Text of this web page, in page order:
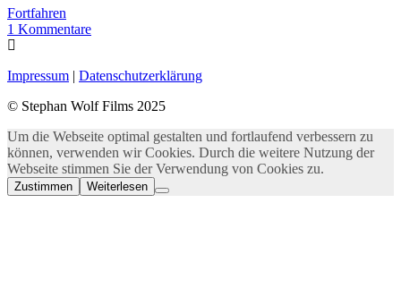
Fortfahren
1 Kommentare
Impressum | Datenschutzerklärung
© Stephan Wolf Films 2025
Um die Webseite optimal gestalten und fortlaufend verbessern zu
können, verwenden wir Cookies. Durch die weitere Nutzung der
Webseite stimmen Sie der Verwendung von Cookies zu.
Zustimmen Weiterlesen